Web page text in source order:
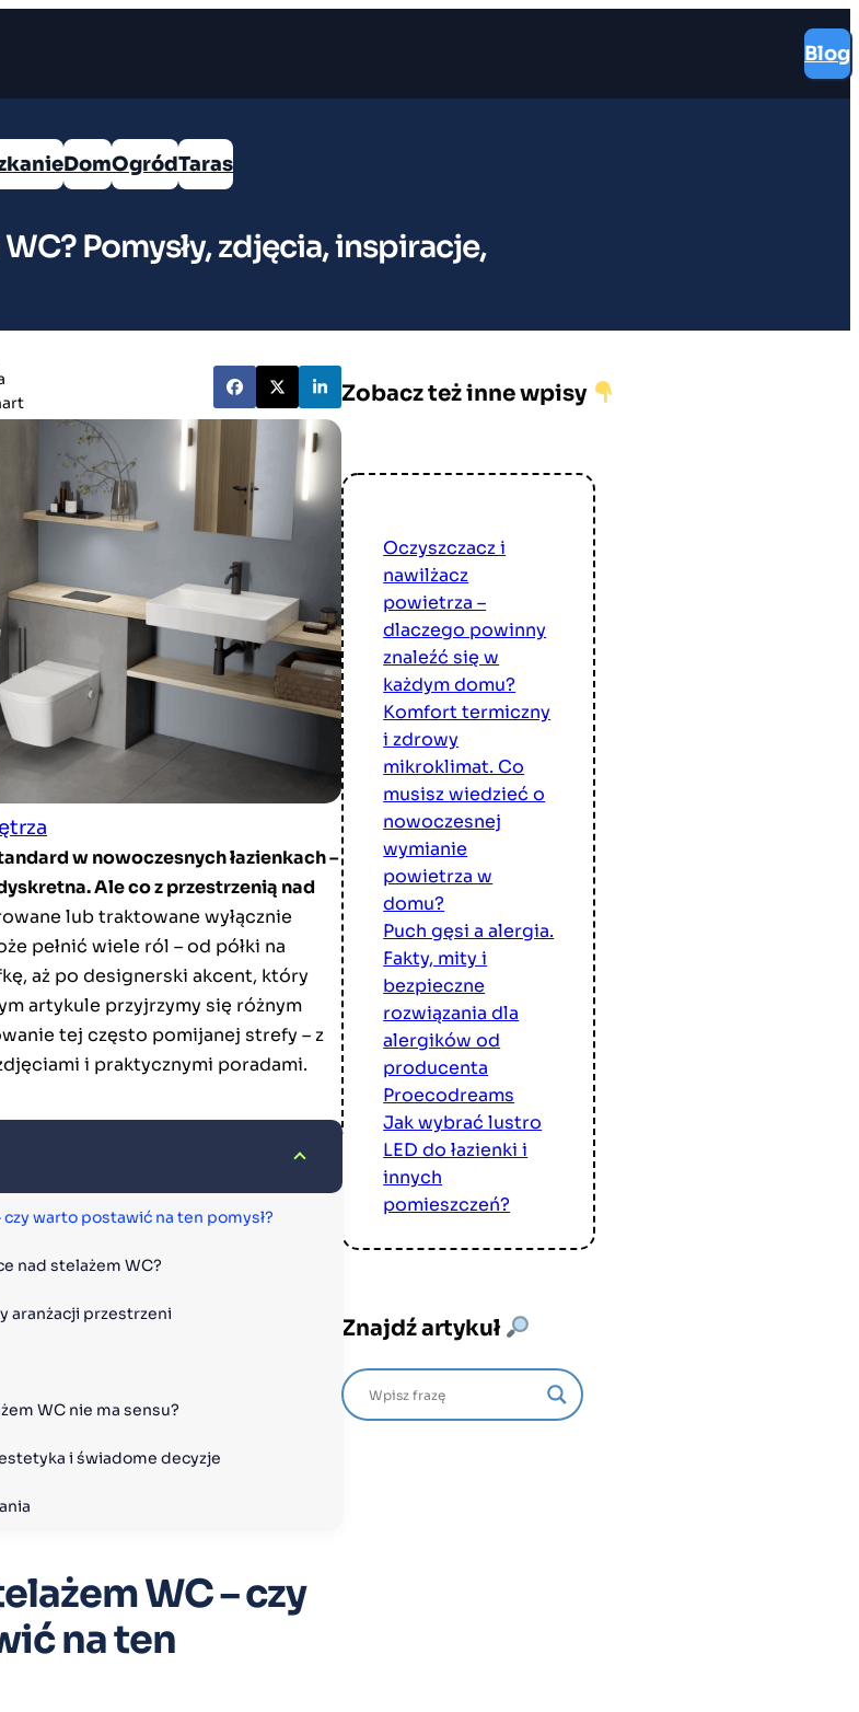
Blog
DomOgródTaras
Pomysły, zdjęcia, inspiracje,
w nowoczesnych łazienkach –
Ale co z przestrzenią nad
lub traktowane wyłącznie
pełnić wiele ról – od półki na
aż po designerski akcent, który
artykule przyjrzymy się różnym
tej często pomijanej strefy – z
i praktycznymi poradami.
warto postawić na ten pomysł?
nad stelażem WC?
aranżacji przestrzeni
WC nie ma sensu?
i świadome decyzje
WC – czy
na ten
Zobacz też inne wpisy
Oczyszczacz i
nawilżacz
powietrza –
dlaczego powinny
znaleźć się w
każdym domu?
Komfort termiczny
i zdrowy
mikroklimat. Co
musisz wiedzieć o
nowoczesnej
wymianie
powietrza w
domu?
Puch gęsi a alergia.
Fakty, mity i
bezpieczne
rozwiązania dla
alergików od
producenta
Proecodreams
Jak wybrać lustro
LED do łazienki i
innych
pomieszczeń?
Znajdź artykuł